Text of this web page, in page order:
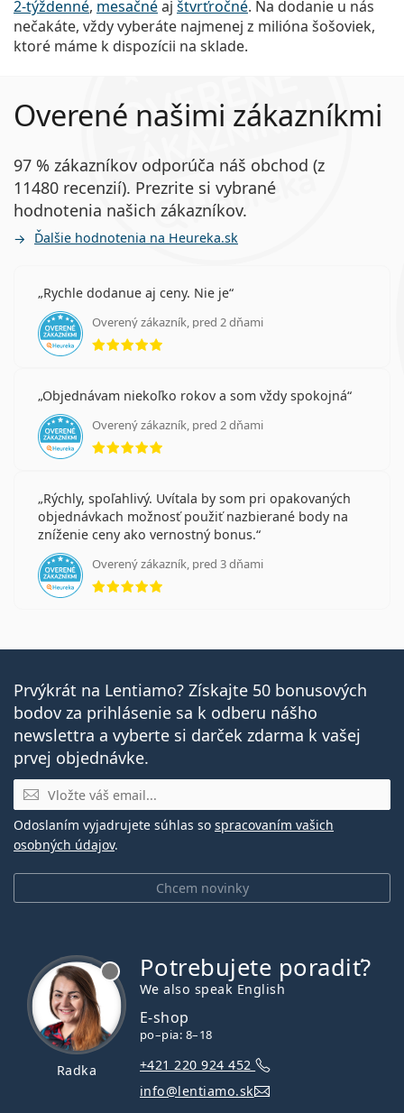
2-týždenné, mesačnéaj štvrťročné. Na dodanie u nás
nečakáte, vždy vyberáte najmenej z milióna šošoviek,
ktoré máme k dispozícii na sklade.
Overené našimi zákazníkmi
97 % zákazníkov odporúča náš obchod (z
11480 recenzií). Prezrite si vybrané
hodnotenia našich zákazníkov.
Ďalšie hodnotenia na Heureka.sk
Rychle dodanue aj ceny. Nie je
Overený zákazník, pred 2 dňami
hodnotenie 5 z 5
Objednávam niekoľko rokov a som vždy spokojná
Overený zákazník, pred 2 dňami
hodnotenie 5 z 5
Rýchly, spoľahlivý. Uvítala by som pri opakovaných
objednávkach možnosť použiť nazbierané body na
zníženie ceny ako vernostný bonus.
Overený zákazník, pred 3 dňami
hodnotenie 5 z 5
Prvýkrát na Lentiamo? Získajte 50 bonusových
bodov za prihlásenie sa k odberu nášho
newslettra a vyberte si darček zdarma k vašej
prvej objednávke.
E-mail
Chcem novinky
Odoslaním vyjadrujete súhlas so spracovaním vašich
osobných údajov.
Radka
Potrebujete poradiť?
We also speak English
E-shop
po–pia: 8–18
+421 220 924 452
info@lentiamo.sk